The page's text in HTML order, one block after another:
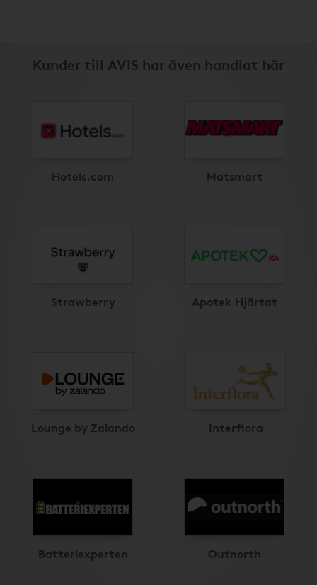
Kunder till AVIS har även handlat här
Hotels.com Matsmart
Strawberry Apotek Hjärtat
Lounge by Zalando Interflora
Batteriexperten Outnorth